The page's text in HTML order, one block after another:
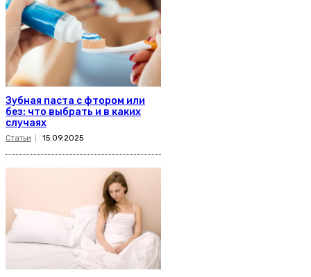
Зубная паста с фтором или
без: что выбрать и в каких
случаях
Статьи 15.09.2025